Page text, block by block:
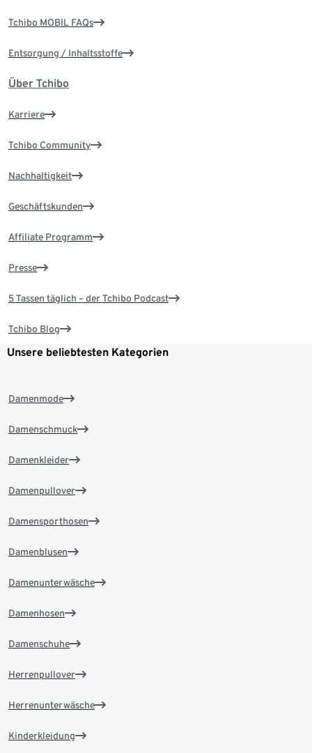
Tchibo MOBIL FAQs
Entsorgung / Inhaltsstoffe
Über Tchibo
Karriere
Tchibo Community
Nachhaltigkeit
Geschäftskunden
Affiliate Programm
Presse
5 Tassen täglich – der Tchibo Podcast
Tchibo Blog
Unsere beliebtesten Kategorien
Damenmode
Damenschmuck
Damenkleider
Damenpullover
Damensporthosen
Damenblusen
Damenunterwäsche
Damenhosen
Damenschuhe
Herrenpullover
Herrenunterwäsche
Kinderkleidung